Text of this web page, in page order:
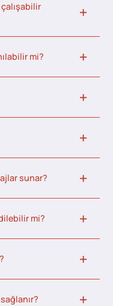
mi?
sunar?
mi?